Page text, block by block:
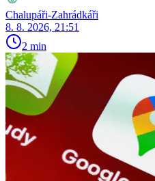
Chalupáři-Zahrádkáři
8. 8. 2026, 21:51
2 min